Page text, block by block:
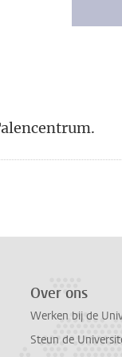
Over ons
Werken bij de
Steun de